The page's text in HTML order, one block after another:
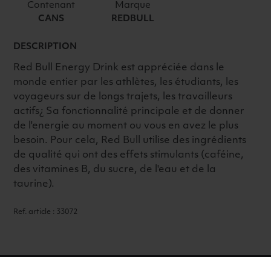
CANS
Contenant
CANS
Marque
REDBULL
DESCRIPTION
Red Bull Energy Drink est appréciée dans le
monde entier par les athlètes, les étudiants, les
voyageurs sur de longs trajets, les travailleurs
actifs¿ Sa fonctionnalité principale et de donner
de l'energie au moment ou vous en avez le plus
besoin. Pour cela, Red Bull utilise des ingrédients
de qualité qui ont des effets stimulants (caféine,
des vitamines B, du sucre, de l'eau et de la
taurine).
Ref. article : 33072